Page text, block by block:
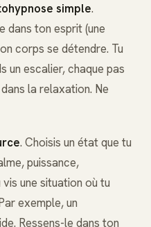
simple.
dans ton esprit (une
corps se détendre. Tu
un escalier, chaque pas
la relaxation. Ne
. Choisis un état que tu
puissance,
une situation où tu
exemple, un
Ressens-le dans ton